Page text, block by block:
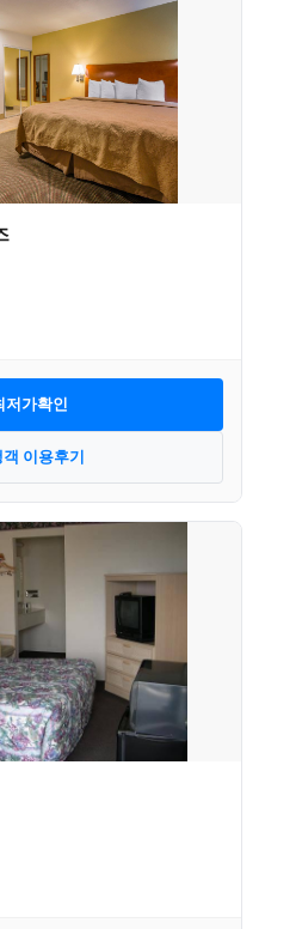
저가확인
객 이용후기